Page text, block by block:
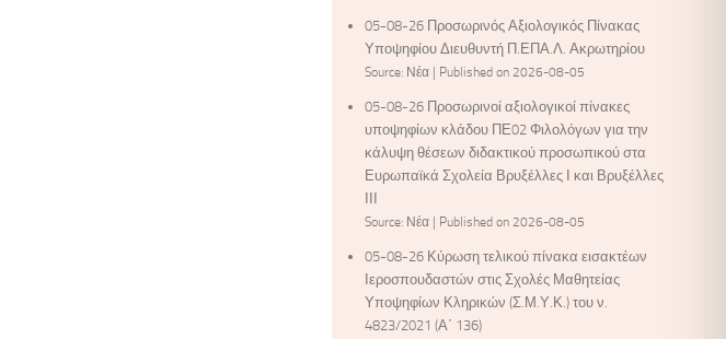
05-08-26 Προσωρινός Αξιολογικός Πίνακας
Υποψηφίου Διευθυντή Π.ΕΠΑ.Λ. Ακρωτηρίου
Source: Νέα Published on 2026-08-05
05-08-26 Προσωρινοί αξιολογικοί πίνακες
υποψηφίων κλάδου ΠΕ02 Φιλολόγων για την
κάλυψη θέσεων διδακτικού προσωπικού στα
Ευρωπαϊκά Σχολεία Βρυξέλλες Ι και Βρυξέλλες
ΙΙΙ
Source: Νέα Published on 2026-08-05
05-08-26 Κύρωση τελικού πίνακα εισακτέων
Ιεροσπουδαστών στις Σχολές Μαθητείας
Υποψηφίων Κληρικών (Σ.Μ.Υ.Κ.) του ν.
4823/2021 (Α΄ 136)